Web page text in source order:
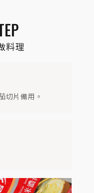
料理
切片備用。
三顆蛋打散倒